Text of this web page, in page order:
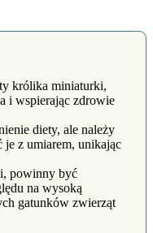
królika miniaturki,
i wspierając zdrowie
diety, ale należy
je z umiarem, unikając
powinny być
na wysoką
gatunków zwierząt